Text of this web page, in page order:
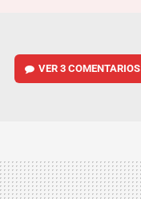
VER3 COMENTARIOS